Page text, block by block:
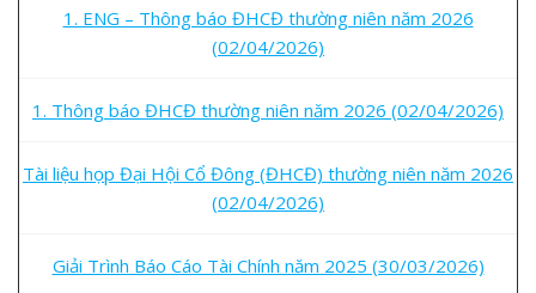
1. ENG – Thông báo ĐHCĐ thường niên năm 2026
(02/04/2026)
1. Thông báo ĐHCĐ thường niên năm 2026 (02/04/2026)
Tài liệu họp Đại Hội Cổ Đông (ĐHCĐ) thường niên năm 2026
(02/04/2026)
Giải Trình Báo Cáo Tài Chính năm 2025 (30/03/2026)